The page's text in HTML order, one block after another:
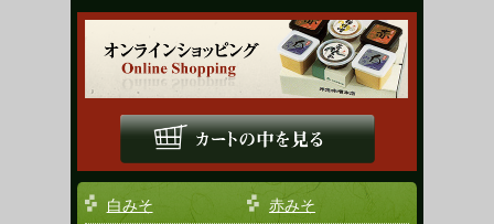
白みそ 赤みそ